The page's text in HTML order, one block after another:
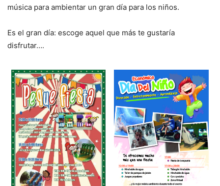
música para ambientar un gran día para los niños.
Es el gran día: escoge aquel que más te gustaría
disfrutar….